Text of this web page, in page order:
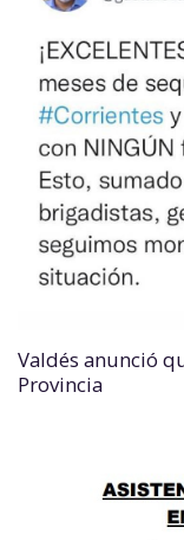
Valdés anunció
Provincia